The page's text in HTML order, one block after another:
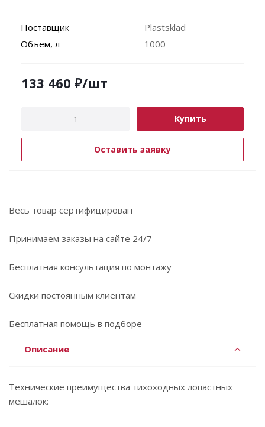
Поставщик
Plastsklad
Объем, л
1000
133 460 ₽/шт
Купить
Оставить заявку
Весь товар сертифицирован
Принимаем заказы на сайте 24/7
Бесплатная консультация по монтажу
Скидки постоянным клиентам
Бесплатная помощь в подборе
Описание
Технические преимущества тихоходных лопастных
мешалок: